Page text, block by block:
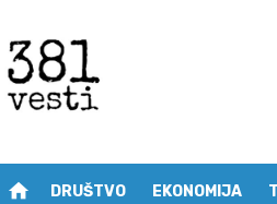
home DRUŠTVO EKONOMIJA